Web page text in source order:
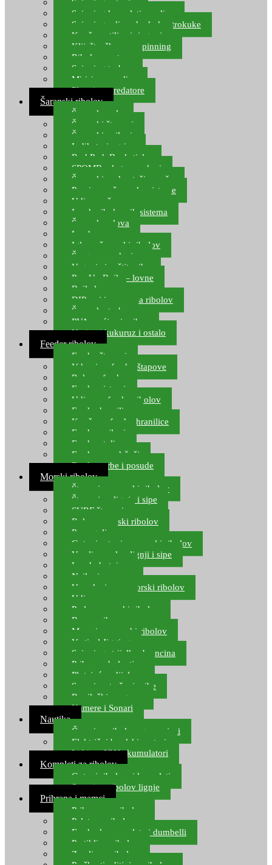
Spinning setovi
Spinning kompleti varalica
Spinning udice, dvokuke, trokuke
Kopče, vrtilice i ringovi
Kliješta, škare za spinning
Ribolov pastrve
Spinning torbe
Mirisi za varalice
Plovci za predatore
Šaranski ribolov
Šaranske role
Šaranski štapovi
Šaranski najloni
Indikatori ugriza
Rod Pod, Banksticks
SPOMB rakete, markeri
Šaranski podmetači, mreže
Pernice za šaranske sisteme
Udice za šarana, amura
Izrada ribolovnih sistema
Šaranska olova
Leadcore
Igle za šaranski ribolov
Špage, upredenice
Vaganje i zaštita ribe
Pop Up Boile – lovne
Boile lovne
DIP-ovi i arome za ribolov
Šaranske torbe
PVA vrećice i pribor
Umjetni kukuruz i ostalo
Feeder ribolov
Feeder štapovi
Vrhovi za feeder štapove
Role za feeder
Feeder sistemi
Udice za feeder ribolov
Feeder hranilice
Kopče za feeder hranilice
Feeder najloni
Feeder stolice
Feeder arm držači
Feeder torbe i posude
Morski ribolov
Štapovi za morski ribolov
Štapovi za lignje i sipe
SURF štapovi
Role za morski ribolov
Parangali
Gotovi setovi za morski ribolov
Varalice za lov lignji i sipe
Lov hobotnice
Najloni za more
Upredenice za morski ribolov
Udice za more
Perle za morski ribolov
Brum prihrana za more
Mamci za morski ribolov
Vertical Jigging
Spinning strijelke, brancina
Pribor za bolentino
Plutajuća odijela
Sonari za traženje ribe
Ronilački program
Kamere i Sonari
Nautika
Čamci za ribolov, gumenjaci
Električni brodski motori
Lithium ION akumulatori
Kompleti za ribolov
Gotovi ribolovni kompleti
Setovi za ribolov lignje
Prihrana i mamci
Prihrana za ribolov
Pelete za ribolov
Feeder lovne pelete i dumbelli
Partikli za ribolov
Zemlja za ribolov